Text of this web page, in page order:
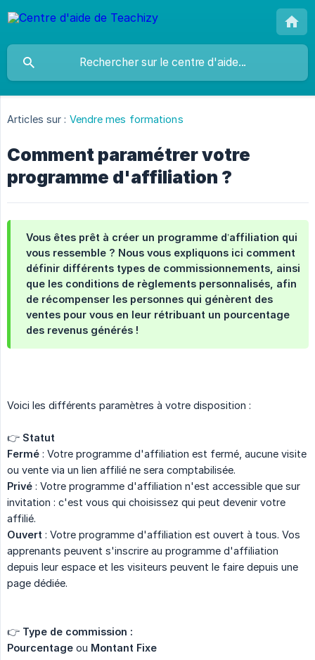
Articles sur : Vendre mes formations
Comment paramétrer votre
programme d'affiliation ?
Vous êtes prêt à créer un programme d’affiliation qui
vous ressemble ? Nous vous expliquons ici comment
définir différents types de commissionnements, ainsi
que les conditions de règlements personnalisés, afin
de récompenser les personnes qui génèrent des
ventes pour vous en leur rétribuant un pourcentage
des revenus générés !
Voici les différents paramètres à votre disposition :
👉 Statut
Fermé : Votre programme d'affiliation est fermé, aucune visite
ou vente via un lien affilié ne sera comptabilisée.
Privé : Votre programme d'affiliation n'est accessible que sur
invitation : c'est vous qui choisissez qui peut devenir votre
affilié.
Ouvert : Votre programme d'affiliation est ouvert à tous. Vos
apprenants peuvent s'inscrire au programme d'affiliation
depuis leur espace et les visiteurs peuvent le faire depuis une
page dédiée.
👉 Type de commission :
Pourcentage ou Montant Fixe